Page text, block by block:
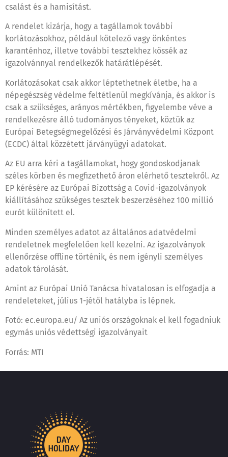
csalást és a hamisítást.
A rendelet kizárja, hogy a tagállamok további
korlátozásokhoz, például kötelező vagy önkéntes
karanténhoz, illetve további tesztekhez kössék az
igazolvánnyal rendelkezők határátlépését.
Korlátozásokat csak akkor léptethetnek életbe, ha a
népegészség védelme feltétlenül megkívánja, és akkor is
csak a szükséges, arányos mértékben, figyelembe véve a
rendelkezésre álló tudományos tényeket, köztük az
Európai Betegségmegelőzési és Járványvédelmi Központ
(ECDC) által közzétett járványügyi adatokat.
Az EU arra kéri a tagállamokat, hogy gondoskodjanak
széles körben és megfizethető áron elérhető tesztekről. Az
EP kérésére az Európai Bizottság a Covid-igazolványok
kiállításához szükséges tesztek beszerzéséhez 100 millió
eurót különített el.
Minden személyes adatot az általános adatvédelmi
rendeletnek megfelelően kell kezelni. Az igazolványok
ellenőrzése offline történik, és nem igényli személyes
adatok tárolását.
Amint az Európai Unió Tanácsa hivatalosan is elfogadja a
rendeleteket, július 1-jétől hatályba is lépnek.
Fotó: ec.europa.eu/ Az uniós országoknak el kell fogadniuk
egymás uniós védettségi igazolványait
Forrás: MTI